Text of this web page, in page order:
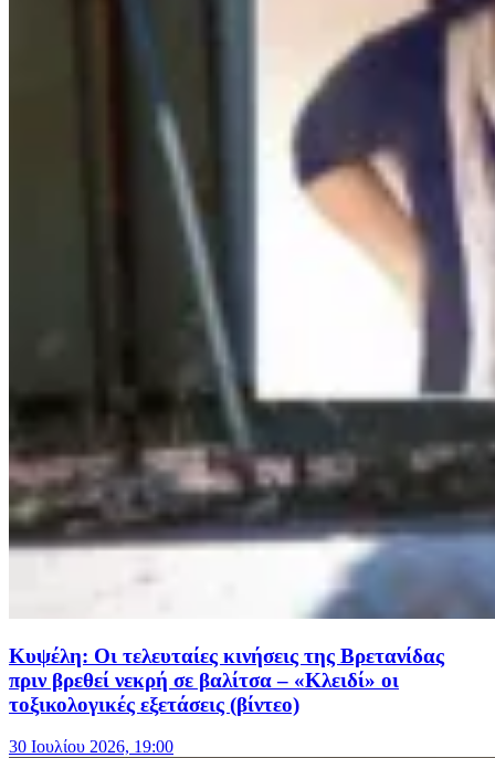
Κυψέλη: Οι τελευταίες κινήσεις της Βρετανίδας
πριν βρεθεί νεκρή σε βαλίτσα – «Κλειδί» οι
τοξικολογικές εξετάσεις (βίντεο)
30 Ιουλίου 2026, 19:00